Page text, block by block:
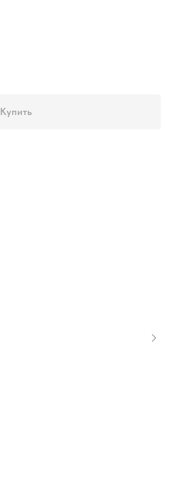
Купить